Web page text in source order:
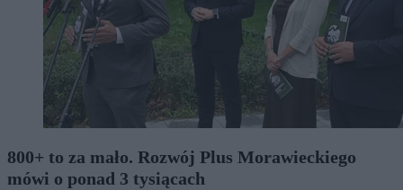
800+ to za mało. Rozwój Plus Morawieckiego
mówi o ponad 3 tysiącach